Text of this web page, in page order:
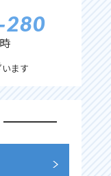
ます